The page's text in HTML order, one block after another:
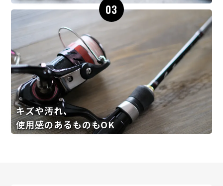
03
キズや汚れ、
使用感のあるものもOK